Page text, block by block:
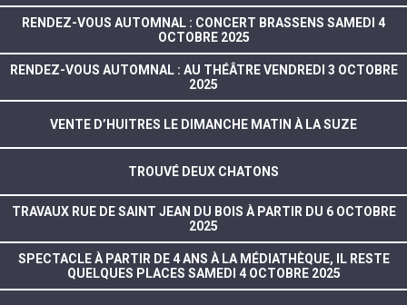
RENDEZ-VOUS AUTOMNAL : CONCERT BRASSENS SAMEDI 4
OCTOBRE 2025
RENDEZ-VOUS AUTOMNAL : AU THÉÂTRE VENDREDI 3 OCTOBRE
2025
VENTE D’HUITRES LE DIMANCHE MATIN À LA SUZE
TROUVÉ DEUX CHATONS
TRAVAUX RUE DE SAINT JEAN DU BOIS À PARTIR DU 6 OCTOBRE
2025
SPECTACLE À PARTIR DE 4 ANS À LA MÉDIATHÈQUE, IL RESTE
QUELQUES PLACES SAMEDI 4 OCTOBRE 2025